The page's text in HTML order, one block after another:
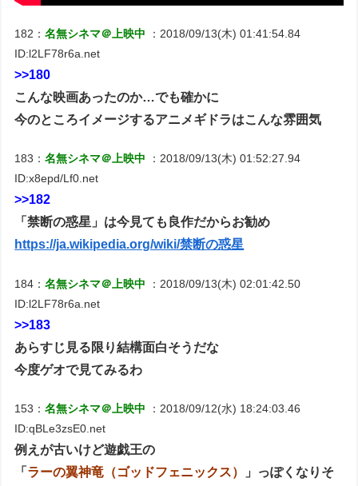
182：名無シネマ＠上映中
：2018/09/13(木) 01:41:54.84
ID:l2LF78r6a.net
>>180
こんな映画あったのか…でも確かに
今のところイメージするアニメギドラはこんな雰囲気
183：名無シネマ＠上映中
：2018/09/13(木) 01:52:27.94
ID:x8epd/Lf0.net
>>182
「禁断の惑星」は今見ても良作だからお勧め
https://ja.wikipedia.org/wiki/禁断の惑星
184：名無シネマ＠上映中
：2018/09/13(木) 02:01:42.50
ID:l2LF78r6a.net
>>183
あらすじ見る限り結構面白そうだな
今度ゲオで見てみるわ
153：名無シネマ＠上映中
：2018/09/12(水) 18:24:03.46
ID:qBLe3zsE0.net
例えが古いけど遊戯王の
「 ラーの翼神竜（ゴッドフェニックス）
」っぽくなりそ